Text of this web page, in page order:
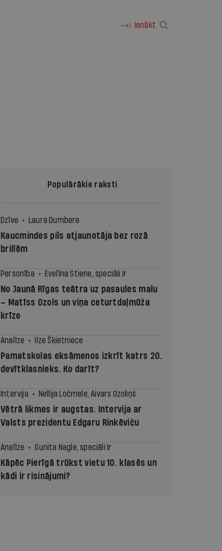
Ienākt
Populārākie raksti
Dzīve Laura Dumbere
Kaucmindes pils atjaunotāja bez rozā
brillēm
Personība Evelīna Stiene, speciāli Ir
No Jaunā Rīgas teātra uz pasaules malu
– Matīss Ozols un viņa ceturtdaļmūža
krīze
Analīze Ilze Šķietniece
Pamatskolas eksāmenos izkrīt katrs 20.
devītklasnieks. Ko darīt?
Intervija Nellija Ločmele, Aivars Ozoliņš
Vētrā likmes ir augstas. Intervija ar
Valsts prezidentu Edgaru Rinkēviču
Analīze Gunita Nagle, speciāli Ir
Kāpēc Pierīgā trūkst vietu 10. klasēs un
kādi ir risinājumi?